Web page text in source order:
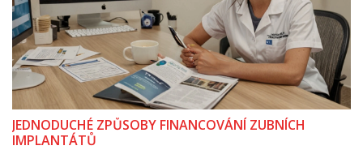
JEDNODUCHÉ ZPŮSOBY FINANCOVÁNÍ ZUBNÍCH
IMPLANTÁTŮ